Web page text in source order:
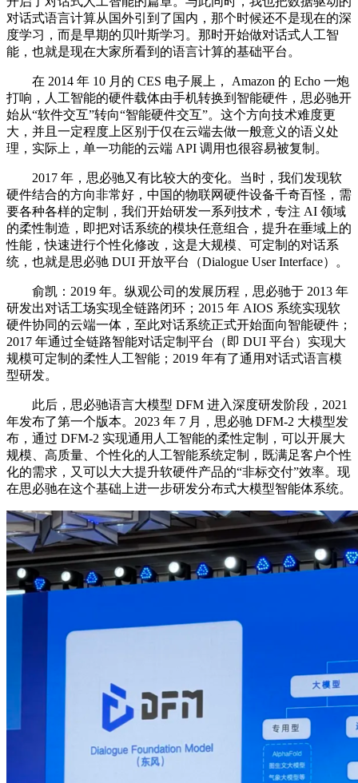
对话式语言计算从国外引到了国内，那个时候还不是现在的深
度学习，而是早期的贝叶斯学习。那时开始做对话式人工智
能，也就是现在大家所看到的语言计算的基础平台。
在 2014 年 10 月的 CES 电子展上， Amazon 的 Echo 一炮
打响，人工智能的硬件载体由手机转换到智能硬件，思必驰开
始从“软件交互”转向“智能硬件交互”。这个方向技术难度更
大，并且一定程度上区别于仅在云端去做一般意义的语义处
理，实际上，单一功能的云端 API 调用也很容易被复制。
2017 年，思必驰又有比较大的变化。当时，我们发现软
硬件结合的方向非常好，中国的物联网硬件设备千奇百怪，需
要各种各样的定制，我们开始研发一系列技术，专注 AI 领域
的柔性制造，即把对话系统的模块任意组合，提升在垂域上的
性能，快速进行个性化修改，这是大规模、可定制的对话系
统，也就是思必驰 DUI 开放平台（Dialogue User Interface）。
俞凯：2019 年。纵观公司的发展历程，思必驰于 2013 年
研发出对话工场实现全链路闭环；2015 年 AIOS 系统实现软
硬件协同的云端一体，至此对话系统正式开始面向智能硬件；
2017 年通过全链路智能对话定制平台（即 DUI 平台）实现大
规模可定制的柔性人工智能；2019 年有了通用对话式语言模
型研发。
此后，思必驰语言大模型 DFM 进入深度研发阶段，2021
年发布了第一个版本。2023 年 7 月，思必驰 DFM-2 大模型发
布，通过 DFM-2 实现通用人工智能的柔性定制，可以开展大
规模、高质量、个性化的人工智能系统定制，既满足客户个性
化的需求，又可以大大提升软硬件产品的“非标交付”效率。现
在思必驰在这个基础上进一步研发分布式大模型智能体系统。